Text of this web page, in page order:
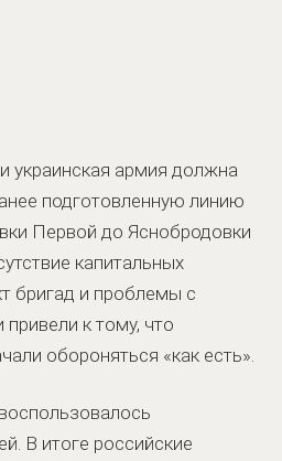
украинская армия должна
подготовленную линию
Первой до Яснобродовки
капитальных
бригад и проблемы с
к тому, что
обороняться «как есть».
В итоге российские